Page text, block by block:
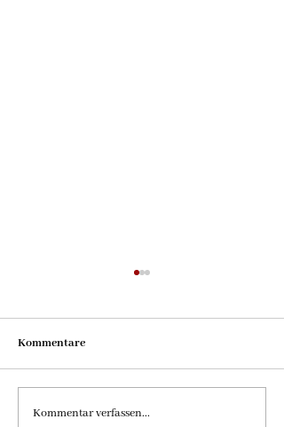
Kommentare
Kommentar verfassen...